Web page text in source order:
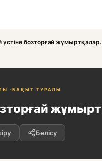
үстіне бозторғай жұмыртқалар.
· БАҚЫТ ТУРАЛЫ
Бөлісу